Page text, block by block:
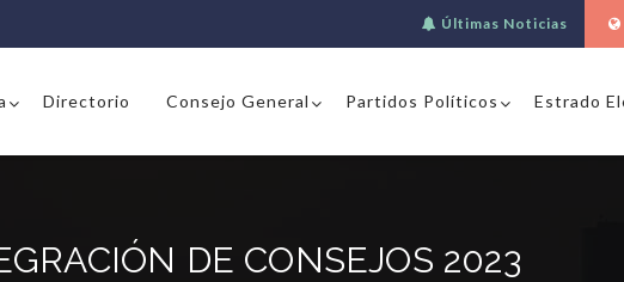
Últimas Noticias
Directorio Consejo General Partidos Políticos Estrado
DE CONSEJOS 2023